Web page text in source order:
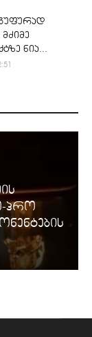
ნია...
პრო